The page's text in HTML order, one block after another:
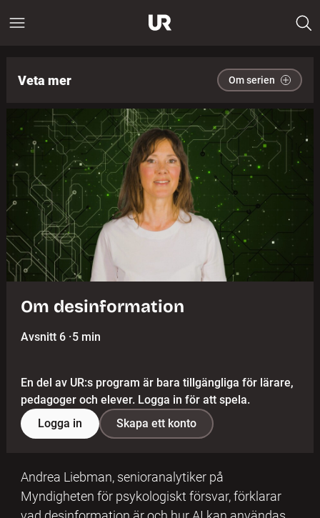
Veta mer Om serien
Om desinformation
Avsnitt 6 ·5 min
En del av UR:s program är bara tillgängliga för lärare,
pedagoger och elever. Logga in för att spela.
Logga in
Skapa ett konto
Andrea Liebman, senioranalytiker på
Myndigheten för psykologiskt försvar, förklarar